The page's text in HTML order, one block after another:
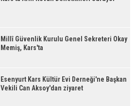
Millî Güvenlik Kurulu Genel Sekreteri Okay
Memiş, Kars'ta
Esenyurt Kars Kültür Evi Derneği'ne Başkan
Vekili Can Aksoy'dan ziyaret